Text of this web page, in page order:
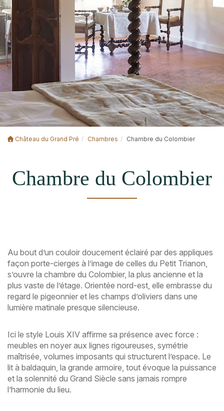
Château du Grand Pré Chambres Chambre du Colombier
Chambre du Colombier
Au bout d’un couloir doucement éclairé par des appliques
façon porte-cierges à l’image de celles du Petit Trianon,
s’ouvre la chambre du Colombier, la plus ancienne et la
plus vaste de l’étage. Orientée nord-est, elle embrasse du
regard le pigeonnier et les champs d’oliviers dans une
lumière matinale presque silencieuse.
Ici le style Louis XIV affirme sa présence avec force :
meubles en noyer aux lignes rigoureuses, symétrie
maîtrisée, volumes imposants qui structurent l’espace. Le
lit à baldaquin, la grande armoire, tout évoque la puissance
et la solennité du Grand Siècle sans jamais rompre
l’harmonie du lieu.